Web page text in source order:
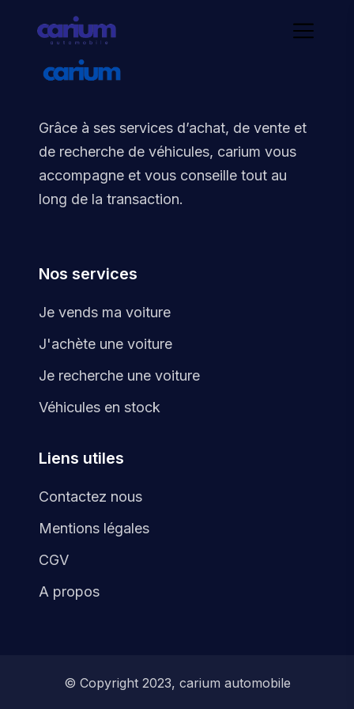
Grâce à ses services d’achat, de vente et
de recherche de véhicules, carium vous
accompagne et vous conseille tout au
long de la transaction.
Nos services
Je vends ma voiture
J'achète une voiture
Je recherche une voiture
Véhicules en stock
Liens utiles
Contactez nous
Mentions légales
CGV
A propos
© Copyright 2023, carium automobile